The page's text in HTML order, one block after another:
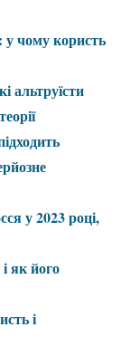
у чому користь
альтруїсти
у 2023 році,
як його
і